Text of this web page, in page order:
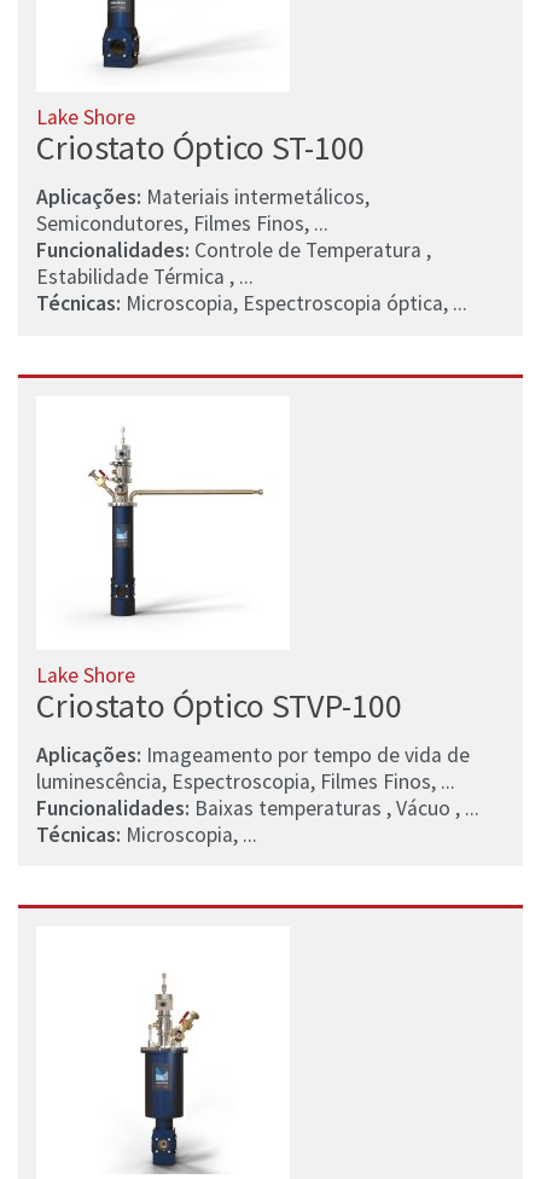
Lake Shore
Criostato Óptico ST-100
Aplicações: Materiais intermetálicos,
Semicondutores, Filmes Finos, ...
Funcionalidades: Controle de Temperatura ,
Estabilidade Térmica , ...
Técnicas: Microscopia, Espectroscopia óptica, ...
Lake Shore
Criostato Óptico STVP-100
Aplicações: Imageamento por tempo de vida de
luminescência, Espectroscopia, Filmes Finos, ...
Funcionalidades: Baixas temperaturas , Vácuo , ...
Técnicas: Microscopia, ...